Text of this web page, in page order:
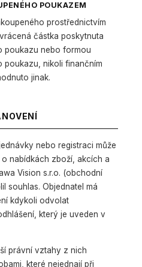
POUKAZEM
prostřednictvím
částka poskytnuta
poukazu nebo formou
poukazu, nikoli finančním
jinak.
nebo registraci může
nabídkách zboží, akcích a
Vision s.r.o. (obchodní
souhlas. Objednatel má
kdykoli odvolat
který je uveden v
právní vztahy z nich
které nejednají při